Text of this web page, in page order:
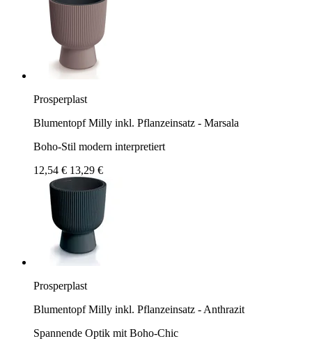
Prosperplast
Blumentopf Milly inkl. Pflanzeinsatz - Marsala
Boho-Stil modern interpretiert
12,54 € 13,29 €
Prosperplast
Blumentopf Milly inkl. Pflanzeinsatz - Anthrazit
Spannende Optik mit Boho-Chic